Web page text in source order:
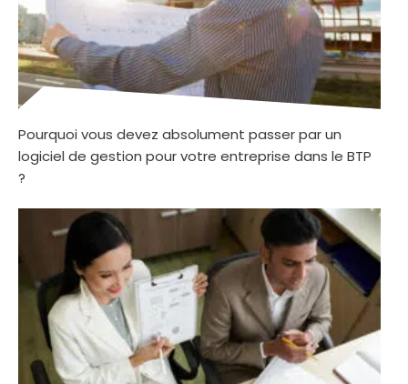
Pourquoi vous devez absolument passer par un
logiciel de gestion pour votre entreprise dans le BTP
?